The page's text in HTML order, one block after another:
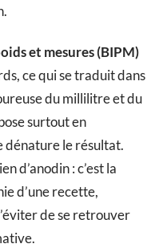
et mesures (BIPM)
ce qui se traduit dans
du millilitre et du
surtout en
dénature le résultat.
d’anodin : c’est la
d’une recette,
de se retrouver